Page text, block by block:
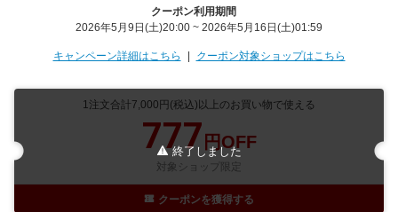
クーポン利用期間
2026年5月9日(土)20:00 ~ 2026年5月16日(土)01:59
キャンペーン詳細はこちら
クーポン対象ショップはこちら
1注文合計7,000円(税込)以上のお買い物で使える
777円OFF
対象ショップ限定
クーポンを獲得する
終了しました